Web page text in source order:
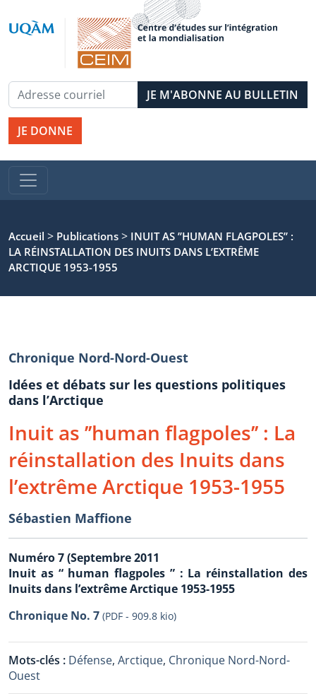
JE DONNE
Accueil > Publications > INUIT AS ’’HUMAN FLAGPOLES’’ :
LA RÉINSTALLATION DES INUITS DANS L’EXTRÊME
ARCTIQUE 1953-1955
Chronique Nord-Nord-Ouest
Idées et débats sur les questions politiques
dans l’Arctique
Inuit as ’’human flagpoles’’ : La
réinstallation des Inuits dans
l’extrême Arctique 1953-1955
Sébastien Maffione
Numéro 7 (Septembre 2011
Inuit as “ human flagpoles ” : La réinstallation des
Inuits dans l’extrême Arctique 1953-1955
Chronique No. 7 (PDF - 909.8 kio)
Mots-clés : Défense, Arctique, Chronique Nord-Nord-
Ouest